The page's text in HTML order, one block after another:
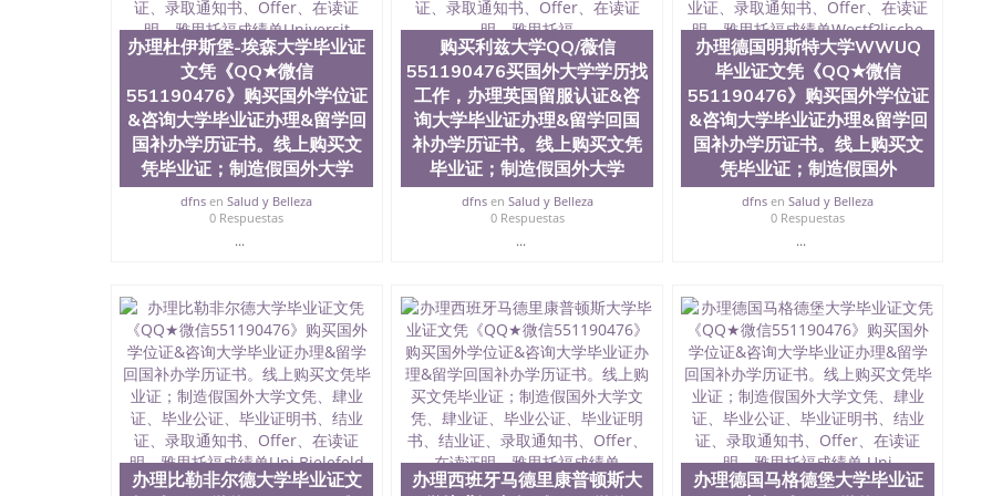
历、新西兰学历认证等q:551190476 微信：551190476 圣何塞州立大学毕业证（San Jose State
University）圣何塞州立大学毕业证（San Jose State University）圣何塞州立大学毕业证（San Jose State
University）圣何塞州立大学成绩单（San Jose State University）圣何塞州立大学成绩单（ San Jose State
University）圣何塞州立大学成绩单（San Jose State University）成绩单圣何塞州立大学文凭（San Jose
State University）圣何塞州立大学（San Jose State University）圣何塞州立大学（San Jose State
University）圣何塞州立大学（ San Jose State University）圣何塞州立大学（San Jose State University）
圣何塞州立大学文凭（San Jose State University）圣何塞州立大学文凭（San Jose State University）文凭
圣何塞州立大学文凭（San Jose State University）圣何塞州立大学学历（ San Jose State University）圣何
塞州立大学学历（San Jose State University）圣何塞州立大学学历（San Jose State University）圣 塞州立
大学学历（San Jose State University）圣何塞州立大学（San Jose State University）圣何塞州立大学
（San Jose State University）圣何塞州立大学（San Jose State University）圣何塞州立大学（San Jose
State University）圣何塞州立大学学位证（San Jose State University）圣何塞州立大学学位证（San Jose
何塞州立大学（San Jose State University）圣何塞州立大学学位证（San Jose State University）圣何塞州
立大学学位证（San Jose State University）圣何塞州立大学结业证（San Jose State University）圣何塞州
立大学结业证（San Jose State University）圣何塞州立大学结业证（San Jose State University）圣何塞州
立大学学位证（San Jose State University）圣何塞州立大学学位证（San Jose State University）圣何塞州
立大学学历证书（San Jose State University）圣何塞州立大学学历证书（San Jose State University）圣何
塞州立大学学历证书（San Jose State University）澳洲读书未毕业找人做文凭学位qq微信551190476澳洲
读CQU中央昆士兰大学学历 绩单购买学位证书/澳洲读本科硕士做文凭/购买澳洲大学毕业证成绩单假文凭
学历offieUniversityofSouthernQueensland 澳洲读书未毕业找人做文凭学位qq微信551190476澳洲读CQU中
央昆士兰大学学历成绩单购买学位证书/澳洲读本科硕士做文凭/购买澳洲大学毕业证成绩单假文凭学历办
办理杜伊斯堡-埃森大学毕业证
文凭《QQ★微信
551190476》购买国外学位证
&咨询大学毕业证办理&留学回
国补办学历证书。线上购买文
凭毕业证；制造假国外大学
dfns enSalud y Belleza
0 Respuestas
...
购买利兹大学QQ/薇信
551190476买国外大学学历找
工作，办理英国留服认证&咨
询大学毕业证办理&留学回国
补办学历证书。线上购买文凭
毕业证；制造假国外大学
dfnsen Salud y Belleza
0 Respuestas
...
办理德国明斯特大学WWUQ
毕业证文凭《QQ★微信
551190476》购买国外学位证
&咨询大学毕业证办理&留学回
国补办学历证书。线上购买文
凭毕业证；制造假国外
dfns enSalud y Belleza
0 Respuestas
...
办理比勒非尔德大学毕业证文
办理西班牙马德里康普顿斯大
办理德国马格德堡大学毕业证